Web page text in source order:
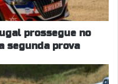
prossegue no
segunda prova